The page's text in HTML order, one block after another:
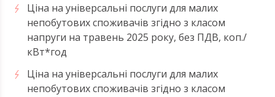
Ціна на універсальні послуги для малих
непобутових споживачів згідно з класом
напруги на травень 2025 року, без ПДВ, коп./
кВт*год
Ціна на універсальні послуги для малих
непобутових споживачів згідно з класом